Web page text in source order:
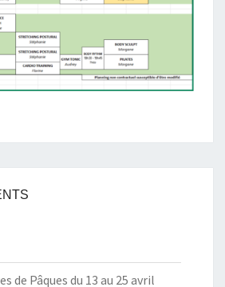
de Pâques du 13 au 25 avril